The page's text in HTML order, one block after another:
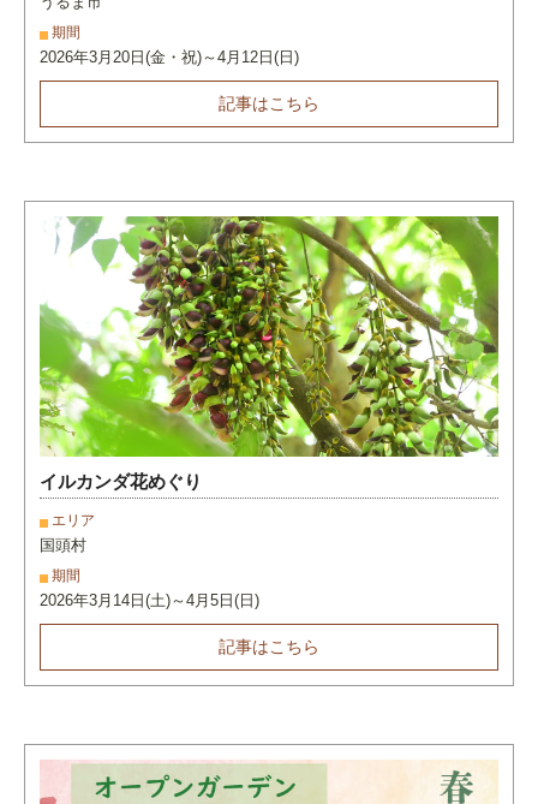
期間
2026年3月20日(金・祝)～4月12日(日)
記事はこちら
イルカンダ花めぐり
エリア
国頭村
期間
2026年3月14日(土)～4月5日(日)
記事はこちら